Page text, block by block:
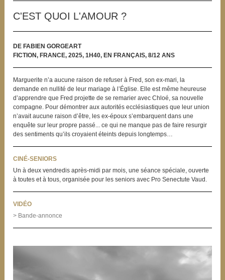
C'EST QUOI L'AMOUR ?
DE FABIEN GORGEART
FICTION, FRANCE, 2025, 1H40, EN FRANÇAIS, 8/12 ANS
Marguerite n’a aucune raison de refuser à Fred, son ex-mari, la
demande en nullité de leur mariage à l’Église. Elle est même heureuse
d’apprendre que Fred projette de se remarier avec Chloé, sa nouvelle
compagne. Pour démontrer aux autorités ecclésiastiques que leur union
n’avait aucune raison d’être, les ex-époux s’embarquent dans une
enquête sur leur propre passé... ce qui ne manque pas de faire resurgir
des sentiments qu’ils croyaient éteints depuis longtemps…
CINÉ-SENIORS
Un à deux vendredis après-midi par mois, une séance spéciale, ouverte
à toutes et à tous, organisée pour les seniors avec Pro Senectute Vaud.
VIDÉO
> Bande-annonce